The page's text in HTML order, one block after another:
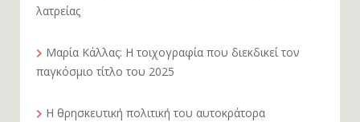
λατρείας
Μαρία Κάλλας: Η τοιχογραφία που διεκδικεί τον
παγκόσμιο τίτλο του 2025
Η θρησκευτική πολιτική του αυτοκράτορα